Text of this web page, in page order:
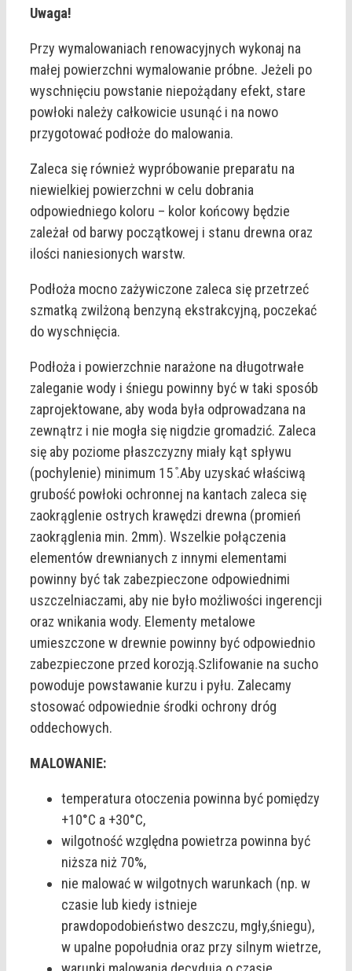
Uwaga!
Przy wymalowaniach renowacyjnych wykonaj na
małej powierzchni wymalowanie próbne. Jeżeli po
wyschnięciu powstanie niepożądany efekt, stare
powłoki należy całkowicie usunąć i na nowo
przygotować podłoże do malowania.
Zaleca się również wypróbowanie preparatu na
niewielkiej powierzchni w celu dobrania
odpowiedniego koloru – kolor końcowy będzie
zależał od barwy początkowej i stanu drewna oraz
ilości naniesionych warstw.
Podłoża mocno zażywiczone zaleca się przetrzeć
szmatką zwilżoną benzyną ekstrakcyjną, poczekać
do wyschnięcia.
Podłoża i powierzchnie narażone na długotrwałe
zaleganie wody i śniegu powinny być w taki sposób
zaprojektowane, aby woda była odprowadzana na
zewnątrz i nie mogła się nigdzie gromadzić. Zaleca
się aby poziome płaszczyzny miały kąt spływu
(pochylenie) minimum 15 ̊.Aby uzyskać właściwą
grubość powłoki ochronnej na kantach zaleca się
zaokrąglenie ostrych krawędzi drewna (promień
zaokrąglenia min. 2mm). Wszelkie połączenia
elementów drewnianych z innymi elementami
powinny być tak zabezpieczone odpowiednimi
uszczelniaczami, aby nie było możliwości ingerencji
oraz wnikania wody. Elementy metalowe
umieszczone w drewnie powinny być odpowiednio
zabezpieczone przed korozją.Szlifowanie na sucho
powoduje powstawanie kurzu i pyłu. Zalecamy
stosować odpowiednie środki ochrony dróg
oddechowych.
MALOWANIE:
temperatura otoczenia powinna być pomiędzy
+10°C a +30°C,
wilgotność względna powietrza powinna być
niższa niż 70%,
nie malować w wilgotnych warunkach (np. w
czasie lub kiedy istnieje
prawdopodobieństwo deszczu, mgły,śniegu),
w upalne popołudnia oraz przy silnym wietrze,